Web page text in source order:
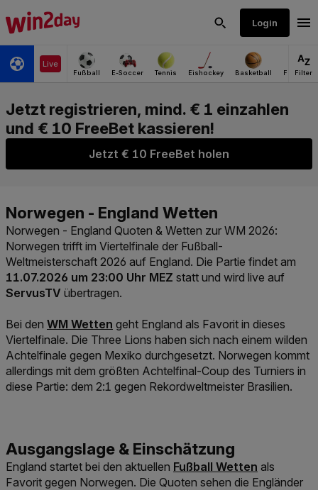
Jetzt € 10 FreeBet holen
Norwegen - England Quoten & Wetten zur WM 2026:
Norwegen trifft im Viertelfinale der Fußball-
Weltmeisterschaft 2026 auf England. Die Partie findet am
11.07.2026 um 23:00 Uhr MEZ statt und wird live auf
ServusTV übertragen.
Bei den Link der zu https://www.win2day.at/sport/
WM Wetten geht England als Favorit in dieses
Viertelfinale. Die Three Lions haben sich nach einem wilden
Achtelfinale gegen Mexiko durchgesetzt. Norwegen kommt
allerdings mit dem größten Achtelfinal-Coup des Turniers in
diese Partie: dem 2:1 gegen Rekordweltmeister Brasilien.
England startet bei den aktuellen Link der zu https://
Fußball Wetten als
Favorit gegen Norwegen. Die Quoten sehen die Engländer